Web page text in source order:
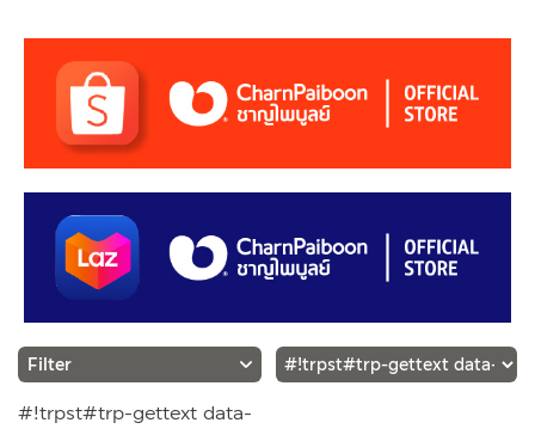
ประเภท
#!trpst#trp-gettext data-